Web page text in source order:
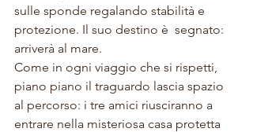
sulle sponde regalando stabilità e
protezione. Il suo destino è  segnato:
arriverà al mare.
Come in ogni viaggio che si rispetti,
piano piano il traguardo lascia spazio
al percorso: i tre amici riusciranno a
entrare nella misteriosa casa protetta